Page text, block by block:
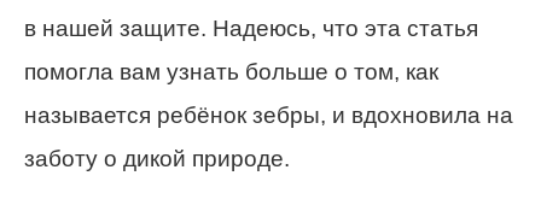
в нашей защите. Надеюсь, что эта статья
помогла вам узнать больше о том, как
называется ребёнок зебры, и вдохновила на
заботу о дикой природе.